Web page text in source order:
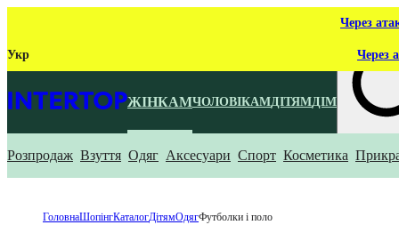
Через
Укр Через
ЖІНКАМЧОЛОВІКАМДІТЯМДІМ
Що ти
Розпродаж Взуття Одяг Аксесуари Спорт Косметика
ГоловнаШопінгКаталогДітямОдягФутболки і поло